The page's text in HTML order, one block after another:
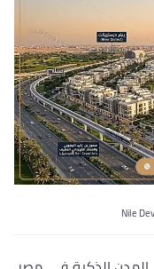
Nile